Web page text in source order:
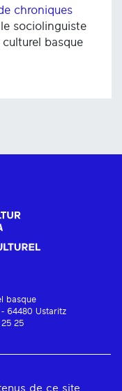
chroniques
sociolinguiste
basque
basque
64480 Ustaritz
25
de ce site